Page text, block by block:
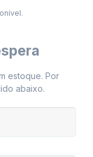
estoque. Por
abaixo.